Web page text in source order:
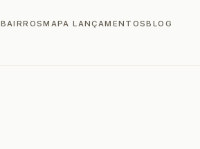
BAIRROSMAPA LANÇAMENTOSBLOG